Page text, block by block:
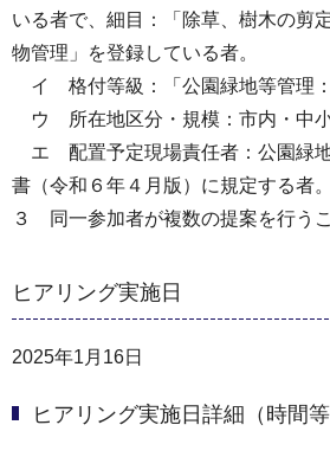
いる者で、細目：「除草、樹木の剪
物管理」を登録している者。
イ 格付等級：「公園緑地等管理：
ウ 所在地区分・規模：市内・中
エ 配置予定現場責任者：公園緑
書（令和６年４月版）に規定する者。
３ 同一参加者が複数の提案を行う
ヒアリング実施日
2025年1月16日
ヒアリング実施日詳細（時間等